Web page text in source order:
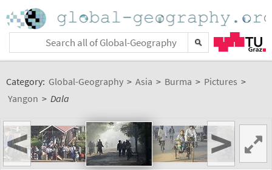
Category: Global-Geography > Asia > Burma > Pictures >
Yangon > Dala
< >